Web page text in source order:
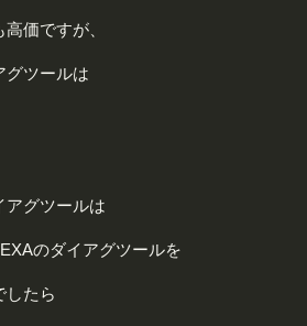
価ですが、
グツールは
アグツールは
のダイアグツールを
したら